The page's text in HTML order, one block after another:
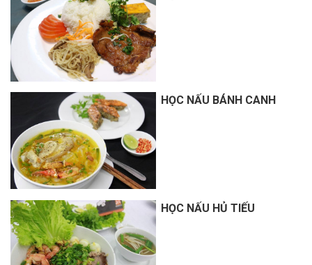
HỌC NẤU BÁNH CANH
HỌC NẤU HỦ TIẾU